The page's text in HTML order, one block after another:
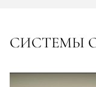
СИСТЕМЫ